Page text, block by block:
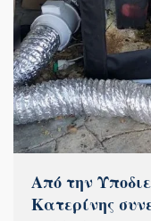
Από την
Κατερίνης